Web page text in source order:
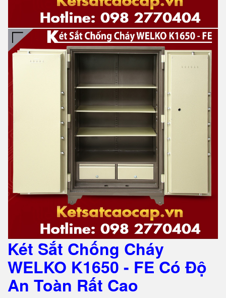
Két Sắt Chống Cháy
WELKO K1650 - FE Có Độ
An Toàn Rất Cao